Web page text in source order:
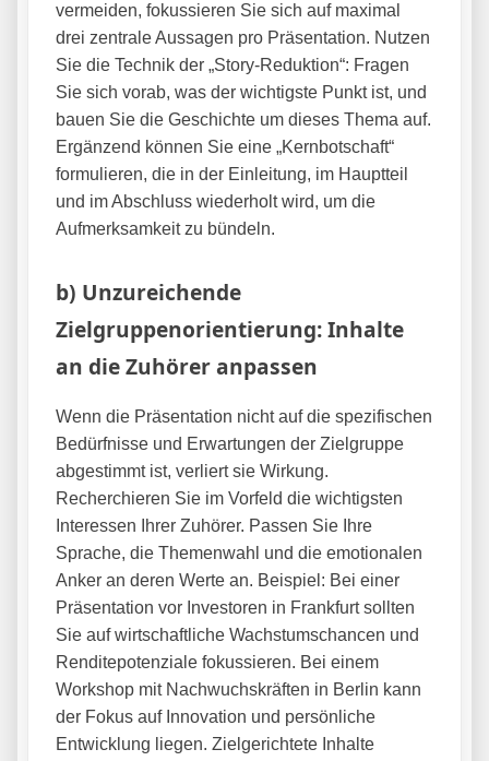
vermeiden, fokussieren Sie sich auf maximal
drei zentrale Aussagen pro Präsentation. Nutzen
Sie die Technik der „Story-Reduktion“: Fragen
Sie sich vorab, was der wichtigste Punkt ist, und
bauen Sie die Geschichte um dieses Thema auf.
Ergänzend können Sie eine „Kernbotschaft“
formulieren, die in der Einleitung, im Hauptteil
und im Abschluss wiederholt wird, um die
Aufmerksamkeit zu bündeln.
b) Unzureichende
Zielgruppenorientierung: Inhalte
an die Zuhörer anpassen
Wenn die Präsentation nicht auf die spezifischen
Bedürfnisse und Erwartungen der Zielgruppe
abgestimmt ist, verliert sie Wirkung.
Recherchieren Sie im Vorfeld die wichtigsten
Interessen Ihrer Zuhörer. Passen Sie Ihre
Sprache, die Themenwahl und die emotionalen
Anker an deren Werte an. Beispiel: Bei einer
Präsentation vor Investoren in Frankfurt sollten
Sie auf wirtschaftliche Wachstumschancen und
Renditepotenziale fokussieren. Bei einem
Workshop mit Nachwuchskräften in Berlin kann
der Fokus auf Innovation und persönliche
Entwicklung liegen. Zielgerichtete Inhalte